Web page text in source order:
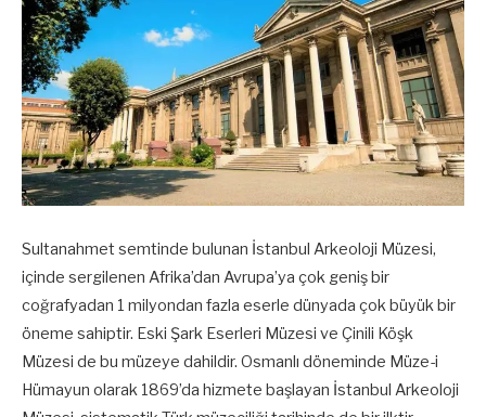
Sultanahmet semtinde bulunan İstanbul Arkeoloji Müzesi,
içinde sergilenen Afrika’dan Avrupa’ya çok geniş bir
coğrafyadan 1 milyondan fazla eserle dünyada çok büyük bir
öneme sahiptir. Eski Şark Eserleri Müzesi ve Çinili Köşk
Müzesi de bu müzeye dahildir. Osmanlı döneminde Müze-i
Hümayun olarak 1869’da hizmete başlayan İstanbul Arkeoloji